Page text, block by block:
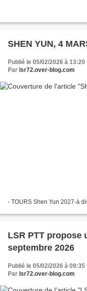
SHEN YUN, 4
Publié le 05/02/2026 à 13:20
Par lsr72.over-blog.com
- TOURS Shen Yun 2027-à
LSR PTT propose
septembre 2026
Publié le 05/02/2026 à 09:35
Par lsr72.over-blog.com